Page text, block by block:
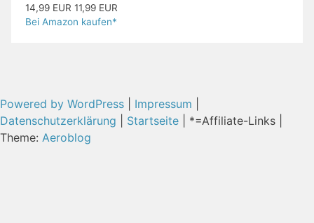
14,99 EUR 11,99 EUR
Bei Amazon kaufen*
Powered by WordPress Impressum
Datenschutzerklärung
Startseite | *=Affiliate-Links |
Theme: Aeroblog